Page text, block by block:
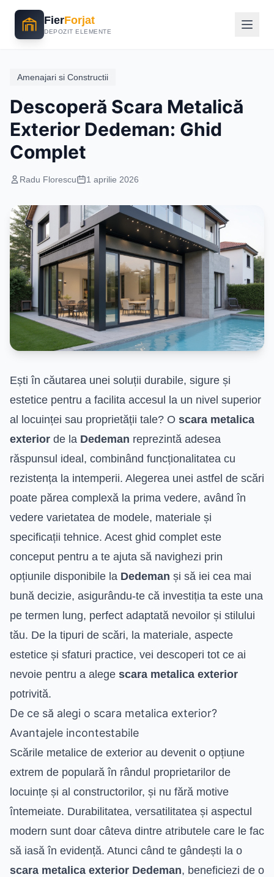
FierForjat
DEPOZIT ELEMENTE
Amenajari si Constructii
Descoperă Scara Metalică
Exterior Dedeman: Ghid
Complet
Radu Florescu 1 aprilie 2026
Ești în căutarea unei soluții durabile, sigure și
estetice pentru a facilita accesul la un nivel superior
al locuinței sau proprietății tale? O scara metalica
exterior de la Dedeman reprezintă adesea
răspunsul ideal, combinând funcționalitatea cu
rezistența la intemperii. Alegerea unei astfel de scări
poate părea complexă la prima vedere, având în
vedere varietatea de modele, materiale și
specificații tehnice. Acest ghid complet este
conceput pentru a te ajuta să navighezi prin
opțiunile disponibile la Dedeman și să iei cea mai
bună decizie, asigurându-te că investiția ta este una
pe termen lung, perfect adaptată nevoilor și stilului
tău. De la tipuri de scări, la materiale, aspecte
estetice și sfaturi practice, vei descoperi tot ce ai
nevoie pentru a alege scara metalica exterior
potrivită.
De ce să alegi o scara metalica exterior?
Avantajele incontestabile
Scările metalice de exterior au devenit o opțiune
extrem de populară în rândul proprietarilor de
locuințe și al constructorilor, și nu fără motive
întemeiate. Durabilitatea, versatilitatea și aspectul
modern sunt doar câteva dintre atributele care le fac
să iasă în evidență. Atunci când te gândești la o
scara metalica exterior Dedeman, beneficiezi de o